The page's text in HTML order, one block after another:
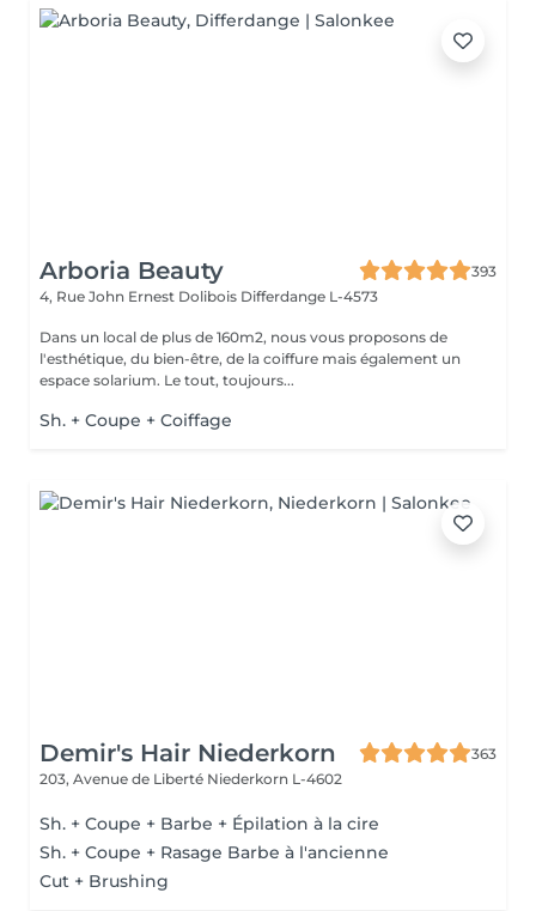
Arboria Beauty
393
4, Rue John Ernest Dolibois Differdange L-4573
Dans un local de plus de 160m2, nous vous proposons de
l'esthétique, du bien-être, de la coiffure mais également un
espace solarium. Le tout, toujours...
Sh. + Coupe + Coiffage
Demir's Hair Niederkorn
363
203, Avenue de Liberté Niederkorn L-4602
Sh. + Coupe + Barbe + Épilation à la cire
Sh. + Coupe + Rasage Barbe à l'ancienne
Cut + Brushing